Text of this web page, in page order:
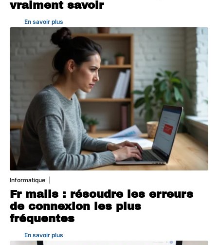
vraiment savoir
En savoir plus
Informatique
Fr mails : résoudre les erreurs
de connexion les plus
fréquentes
En savoir plus